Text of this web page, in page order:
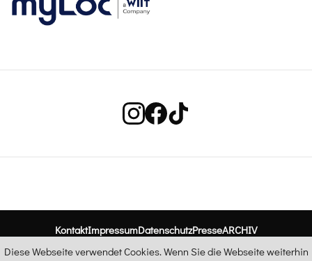
KontaktImpressumDatenschutzPresseARCHIV
Diese Webseite verwendet Cookies. Wenn Sie die Webseite weiterhin